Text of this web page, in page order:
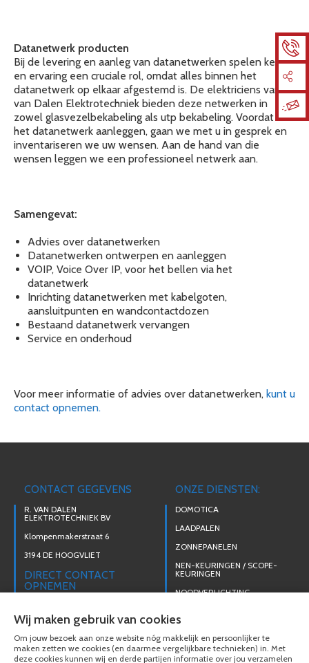
Datanetwerk producten
Bij de levering en aanleg van datanetwerken spelen kennis
en ervaring een cruciale rol, omdat alles binnen het
datanetwerk op elkaar afgestemd is. De elektriciens van R.
van Dalen Elektrotechniek bieden deze netwerken in
zowel glasvezelbekabeling als utp bekabeling. Voordat we
het datanetwerk aanleggen, gaan we met u in gesprek en
inventariseren we uw wensen. Aan de hand van die
wensen leggen we een professioneel netwerk aan.
Samengevat:
Advies over datanetwerken
Datanetwerken ontwerpen en aanleggen
VOIP, Voice Over IP, voor het bellen via het
datanetwerk
Inrichting datanetwerken met kabelgoten,
aansluitpunten en wandcontactdozen
Bestaand datanetwerk vervangen
Service en onderhoud
Voor meer informatie of advies over datanetwerken, kunt u
contact opnemen.
CONTACT GEGEVENS
R. VAN DALEN
ELEKTROTECHNIEK BV
Klompenmakerstraat 6
3194 DE HOOGVLIET
DIRECT CONTACT
OPNEMEN
MAIL ONS
ONZE DIENSTEN:
DOMOTICA
LAADPALEN
ZONNEPANELEN
NEN-KEURINGEN / SCOPE-
KEURINGEN
NOODVERLICHTING
DATANETWERKEN
Wij maken gebruik van cookies
Om jouw bezoek aan onze website nóg makkelijk en persoonlijker te
maken zetten we cookies (en daarmee vergelijkbare technieken) in. Met
deze cookies kunnen wij en derde partijen informatie over jou verzamelen